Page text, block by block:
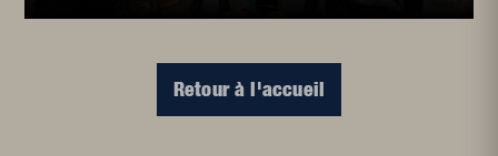
Retour à l'accueil